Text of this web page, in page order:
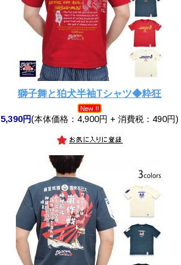
獅子舞と狛犬半袖Tシャツ◆粋狂
5,390円(本体価格：4,900円 + 消費税：490円)